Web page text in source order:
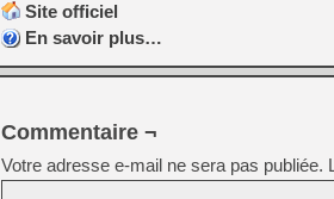
Site officiel
En savoir plus…
Commentaire ¬
Votre adresse e-mail ne sera pas publiée.